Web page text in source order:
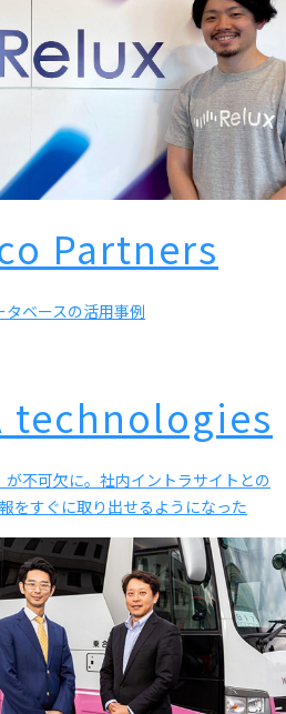
Partners
ベースの活⽤事例
technologies
不可欠に。社内イントラサイトとの
をすぐに取り出せるようになった